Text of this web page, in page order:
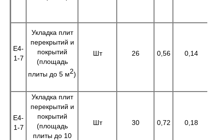
Е4-
1-7
Укладка плит
перекрытий и
покрытий
(площадь
плиты до 5 м2)
Шт 26 0,56 0,14
Е4-
1-7
Укладка плит
перекрытий и
покрытий
(площадь
плиты до 10
Шт 30 0,72 0,18